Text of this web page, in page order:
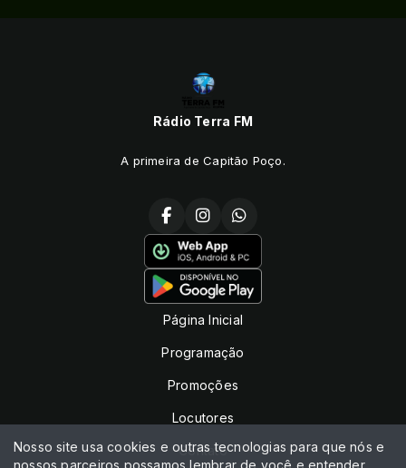
Rádio Terra FM
A primeira de Capitão Poço.
Página Inicial
Programação
Promoções
Locutores
Contato
Nosso site usa cookies e outras tecnologias para que nós e
nossos parceiros possamos lembrar de você e entender